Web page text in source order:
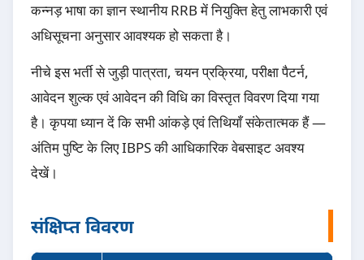
कन्नड़ भाषा का ज्ञान स्थानीय RRB में नियुक्ति हेतु लाभकारी एवं
अधिसूचना अनुसार आवश्यक हो सकता है।
नीचे इस भर्ती से जुड़ी पात्रता, चयन प्रक्रिया, परीक्षा पैटर्न,
आवेदन शुल्क एवं आवेदन की विधि का विस्तृत विवरण दिया गया
है। कृपया ध्यान दें कि सभी आंकड़े एवं तिथियाँ संकेतात्मक हैं —
अंतिम पुष्टि के लिए IBPS की आधिकारिक वेबसाइट अवश्य
देखें।
संक्षिप्त विवरण